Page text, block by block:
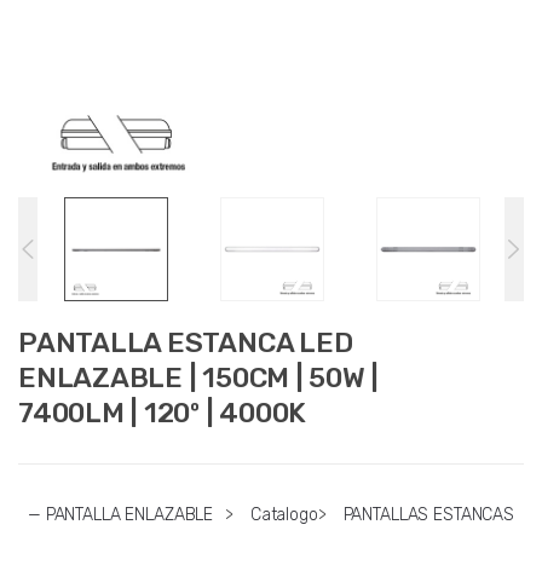
PANTALLA ESTANCA LED
ENLAZABLE | 150CM | 50W |
7400LM | 120º | 4000K
— PANTALLA ENLAZABLE > Catalogo> PANTALLAS ESTANCAS